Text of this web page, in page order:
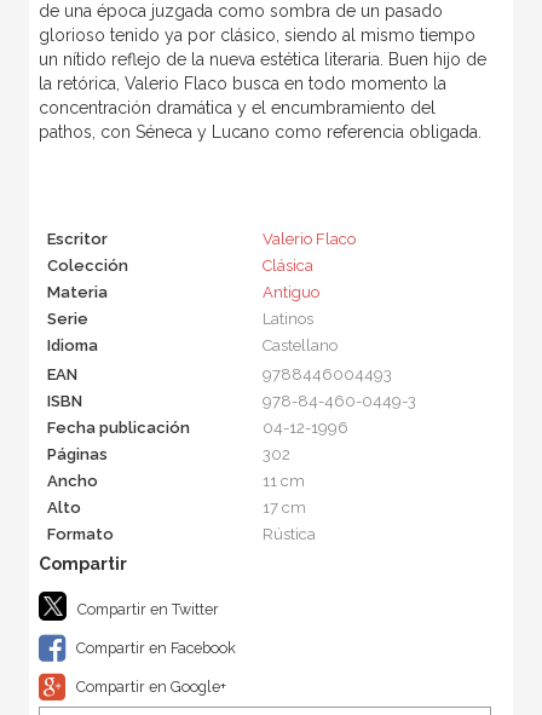
de una época juzgada como sombra de un pasado
glorioso tenido ya por clásico, siendo al mismo tiempo
un nítido reflejo de la nueva estética literaria. Buen hijo de
la retórica, Valerio Flaco busca en todo momento la
concentración dramática y el encumbramiento del
pathos, con Séneca y Lucano como referencia obligada.
Escritor
Valerio Flaco
Colección
Clásica
Materia
Antiguo
Serie
Latinos
Idioma
Castellano
EAN
9788446004493
ISBN
978-84-460-0449-3
Fecha publicación
04-12-1996
Páginas
302
Ancho
11 cm
Alto
17 cm
Formato
Rústica
Compartir en Twitter
Compartir en Facebook
Compartir en Google+